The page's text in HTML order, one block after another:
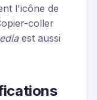
l'icône de
coller
est aussi